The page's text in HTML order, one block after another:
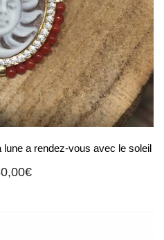
a rendez-vous avec le soleil
€